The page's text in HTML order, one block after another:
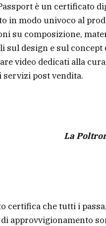
è un certificato
in modo univoco al
su composizione,
sul design e sul
video dedicati alla
post vendita.
La
certifica che tutti i
approvvigionamento